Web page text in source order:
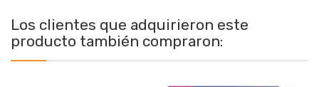
Los clientes que adquirieron este
producto también compraron: